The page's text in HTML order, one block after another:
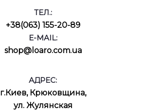
ТЕЛ.:
+38(063) 155-20-89
E-MAIL:
shop@loaro.com.ua
АДРЕС:
г.Киев, Крюковщина,
ул. Жулянская